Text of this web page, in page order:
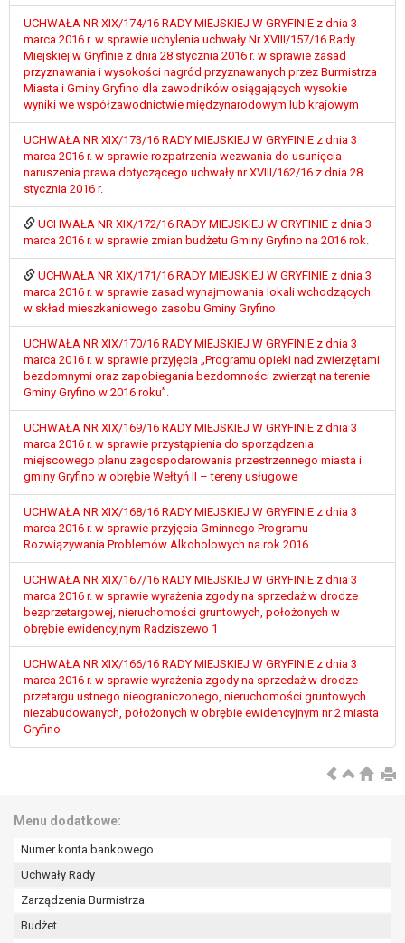
UCHWAŁA NR XIX/174/16 RADY MIEJSKIEJ W GRYFINIE z dnia 3
marca 2016 r. w sprawie uchylenia uchwały Nr XVIII/157/16 Rady
Miejskiej w Gryfinie z dnia 28 stycznia 2016 r. w sprawie zasad
przyznawania i wysokości nagród przyznawanych przez Burmistrza
Miasta i Gminy Gryfino dla zawodników osiągających wysokie
wyniki we współzawodnictwie międzynarodowym lub krajowym
UCHWAŁA NR XIX/173/16 RADY MIEJSKIEJ W GRYFINIE z dnia 3
marca 2016 r. w sprawie rozpatrzenia wezwania do usunięcia
naruszenia prawa dotyczącego uchwały nr XVIII/162/16 z dnia 28
stycznia 2016 r.
UCHWAŁA NR XIX/172/16 RADY MIEJSKIEJ W GRYFINIE z dnia 3
marca 2016 r. w sprawie zmian budżetu Gminy Gryfino na 2016 rok.
UCHWAŁA NR XIX/171/16 RADY MIEJSKIEJ W GRYFINIE z dnia 3
marca 2016 r. w sprawie zasad wynajmowania lokali wchodzących
w skład mieszkaniowego zasobu Gminy Gryfino
UCHWAŁA NR XIX/170/16 RADY MIEJSKIEJ W GRYFINIE z dnia 3
marca 2016 r. w sprawie przyjęcia „Programu opieki nad zwierzętami
bezdomnymi oraz zapobiegania bezdomności zwierząt na terenie
Gminy Gryfino w 2016 roku”.
UCHWAŁA NR XIX/169/16 RADY MIEJSKIEJ W GRYFINIE z dnia 3
marca 2016 r. w sprawie przystąpienia do sporządzenia
miejscowego planu zagospodarowania przestrzennego miasta i
gminy Gryfino w obrębie Wełtyń II – tereny usługowe
UCHWAŁA NR XIX/168/16 RADY MIEJSKIEJ W GRYFINIE z dnia 3
marca 2016 r. w sprawie przyjęcia Gminnego Programu
Rozwiązywania Problemów Alkoholowych na rok 2016
UCHWAŁA NR XIX/167/16 RADY MIEJSKIEJ W GRYFINIE z dnia 3
marca 2016 r. w sprawie wyrażenia zgody na sprzedaż w drodze
bezprzetargowej, nieruchomości gruntowych, położonych w
obrębie ewidencyjnym Radziszewo 1
UCHWAŁA NR XIX/166/16 RADY MIEJSKIEJ W GRYFINIE z dnia 3
marca 2016 r. w sprawie wyrażenia zgody na sprzedaż w drodze
przetargu ustnego nieograniczonego, nieruchomości gruntowych
niezabudowanych, położonych w obrębie ewidencyjnym nr 2 miasta
Gryfino
Menu dodatkowe:
Numer konta bankowego
Uchwały Rady
Zarządzenia Burmistrza
Budżet
sprawowania władzy publicznej
powierzonej administratorowi bądź
niezbędność przetwarzania do celów
wynikających z prawnie
uzasadnionych interesów
realizowanych przez administratora
lub przez stronę trzecią.
Z przyczyn związanych z Pani/Pana
szczególną sytuacją. W razie wniesienia
przetwarzać tych danych osobowych, chyba
że wykaże on istnienie ważnych prawnie
uzasadnionych podstaw do przetwarzania,
wolności osoby, której dane dotyczą, lub
podstaw do ustalenia, dochodzenia lub
obrony roszczeń.
W przypadku gdy przetwarzanie danych
osobowych odbywa się na podstawie zgody osoby
na przetwarzanie danych osobowych (art. 6 ust. 1
lit a RODO), przysługuje Pani/Panu prawo do
cofnięcia tej zgody w dowolnym momencie.
Cofnięcie to nie ma wpływu na zgodność
przetwarzania, którego dokonano na podstawie
zgody przed jej cofnięciem.
Przysługuje Pani/Panu prawo wniesienia skargi do
organu nadzorczego na niezgodne z prawem
przetwarzanie Pani/Pana danych osobowych
przez administratora.
Organem właściwym do wniesienia skargi jest
Prezes Urzędu Ochrony Danych Osobowych.
dane osobowe, podanie danych osobowych jest
dobrowolne albo jest wymogiem ustawowym lub
umownym.